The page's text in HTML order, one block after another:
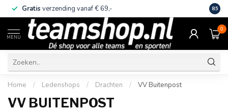
Gratis verzending vanaf € 69,- Eigen
8.5
MENU
0
Home / Ledenshops / Drachten / VV Buitenpost
VV BUITENPOST